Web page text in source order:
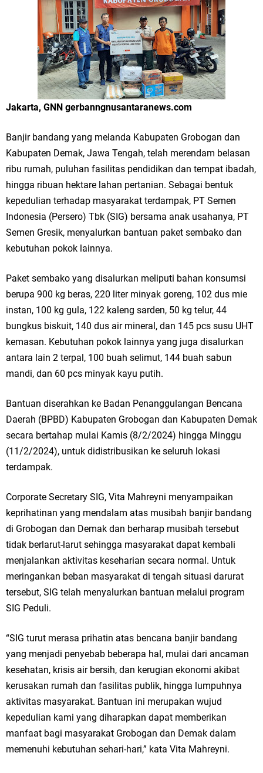
Tumpeng Nasi Krawu Pecahkan Rekor MURI, KWGe Angkat Kuliner
Gresik ke Panggung Dunia
FOZ Jatim, BAZNAS, dan Kemenag Salurkan 22.456 Bingkisan Lebaran
Yatim Serentak di Berbagai Daerah di Jawa Timur
Komitmen Pelayanan Publik dan Kepedulian Sosial
Optik Merlin Donasikan Rp10,36 Juta, Perkuat Keberlanjutan Program
JKNN
Ruwatan Malam Satu Suro di Dusun Kedungsekar Lor, Tradisi Luhur
yang Terus Istiqomah
Ketua DPD Golkar Gresik Wongso Negoro Sambut Tahun Baru Islam
1448 H dengan Doa Kedamaian
Wakil Ketua DPRD Gresik Mujid Riduan Sampaikan Doa dan Harapan di
Tahun Baru Islam 1448 H
Selamat Tahun Baru Islam 1 Muharram 1448 H: Pesan Hijrah Drs. H.
PDUF MUI Jatim Gelar Doa Awal Tahun Hijriah, Teguhkan Optimisme
Menuju Indonesia Emas 2045
Reses Anggota DPRD Jabar M. Rizky di Desa Cibitung Wetan: Serap
Aspirasi Petani dan Warga
Hari Jadi Pertama PHIGMA: Advokat dan LBH Perkuat Soliditas di
Jakarta
dan Ibu Hamil Narasi
Kembangkan Warung Bu Wiwik
Karang Taruna Gresik Perkuat Ekonomi Lewat Pemanfaatan Gedung C
Nila Yani Apresiasi Launching Komunitas Gowes dan Pasar Ahad
Jakarta, GNN gerbanngnusantaranews.com
Banjir bandang yang melanda Kabupaten Grobogan dan
Kabupaten Demak, Jawa Tengah, telah merendam belasan
ribu rumah, puluhan fasilitas pendidikan dan tempat ibadah,
hingga ribuan hektare lahan pertanian. Sebagai bentuk
kepedulian terhadap masyarakat terdampak, PT Semen
Indonesia (Persero) Tbk (SIG) bersama anak usahanya, PT
Semen Gresik, menyalurkan bantuan paket sembako dan
kebutuhan pokok lainnya.
Paket sembako yang disalurkan meliputi bahan konsumsi
berupa 900 kg beras, 220 liter minyak goreng, 102 dus mie
instan, 100 kg gula, 122 kaleng sarden, 50 kg telur, 44
bungkus biskuit, 140 dus air mineral, dan 145 pcs susu UHT
kemasan. Kebutuhan pokok lainnya yang juga disalurkan
antara lain 2 terpal, 100 buah selimut, 144 buah sabun
mandi, dan 60 pcs minyak kayu putih.
Bantuan diserahkan ke Badan Penanggulangan Bencana
Daerah (BPBD) Kabupaten Grobogan dan Kabupaten Demak
secara bertahap mulai Kamis (8/2/2024) hingga Minggu
(11/2/2024), untuk didistribusikan ke seluruh lokasi
terdampak.
Corporate Secretary SIG, Vita Mahreyni menyampaikan
keprihatinan yang mendalam atas musibah banjir bandang
di Grobogan dan Demak dan berharap musibah tersebut
tidak berlarut-larut sehingga masyarakat dapat kembali
menjalankan aktivitas keseharian secara normal. Untuk
meringankan beban masyarakat di tengah situasi darurat
tersebut, SIG telah menyalurkan bantuan melalui program
SIG Peduli.
“SIG turut merasa prihatin atas bencana banjir bandang
yang menjadi penyebab beberapa hal, mulai dari ancaman
kesehatan, krisis air bersih, dan kerugian ekonomi akibat
kerusakan rumah dan fasilitas publik, hingga lumpuhnya
aktivitas masyarakat. Bantuan ini merupakan wujud
kepedulian kami yang diharapkan dapat memberikan
manfaat bagi masyarakat Grobogan dan Demak dalam
memenuhi kebutuhan sehari-hari,” kata Vita Mahreyni.